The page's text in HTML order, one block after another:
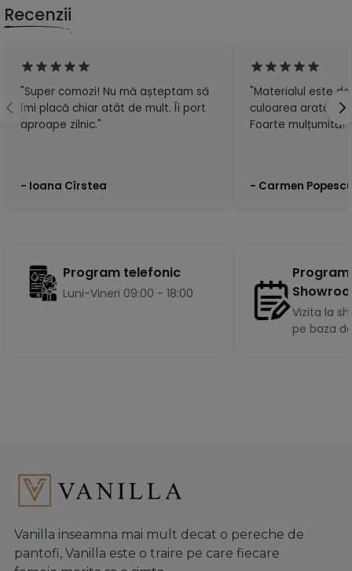
Recenzii
"Super comozi! Nu mă așteptam să
îmi placă chiar atât de mult. Îi port
aproape zilnic."
- Ioana Cîrstea
"Materialul este
culoarea arată
Foarte mulțumită!"
- Carmen
Program telefonic
Luni-Vineri 09:00 - 18:00
Vizita la
pe baza
Vanilla inseamna mai mult decat o pereche de
pantofi, Vanilla este o traire pe care fiecare